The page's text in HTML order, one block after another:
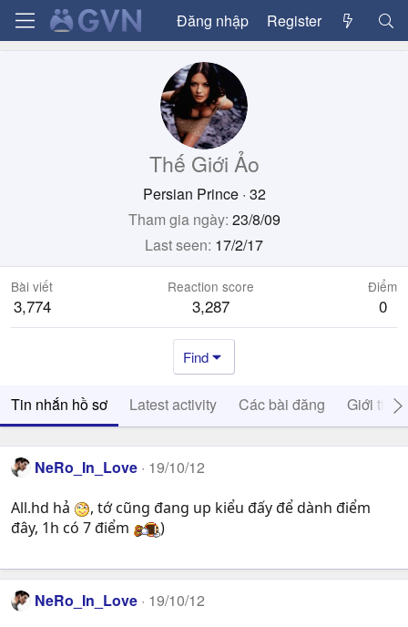
Đăng nhập Register
Thế Giới Ảo
Persian Prince · 32
Tham gia ngày 23/8/09
Last seen 17/2/17
Bài viết
3,774
Reaction score
3,287
Điểm
0
Find
Tin nhắn hồ sơ Latest activity Các bài đăng Giới thiệu
NeRo_In_Love 19/10/12
All.hd hả
, tớ cũng đang up kiểu đấy để dành điểm
đây, 1h có 7 điểm
)
NeRo_In_Love 19/10/12